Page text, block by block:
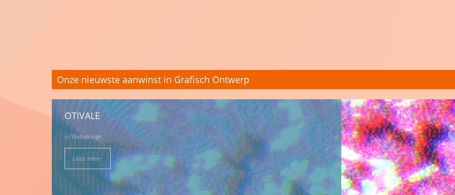
Onze nieuwste aanwinst in Grafisch Ontwerp
OTIVALE
in Webdesign
Lees meer